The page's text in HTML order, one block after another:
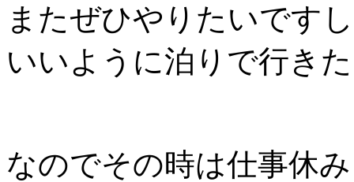
またぜひやりたいです
いいように泊りで行き
なのでその時は仕事休